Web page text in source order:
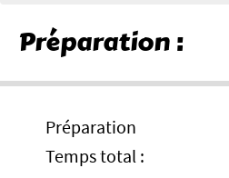
Préparation :
Préparation
Temps total :